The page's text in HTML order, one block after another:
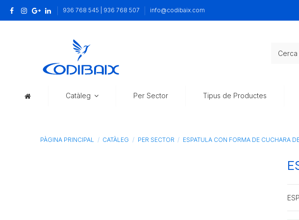
936 768 545 | 936 768 507 info@codibaix.com
Catàleg Per Sector Tipus de Productes
PÀGINA PRINCIPAL CATÀLEG PER SECTOR ESPATULA CON FORMA DE CUCHARA